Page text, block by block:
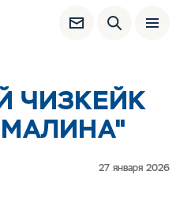
ЧИЗКЕЙК
27 января 2026